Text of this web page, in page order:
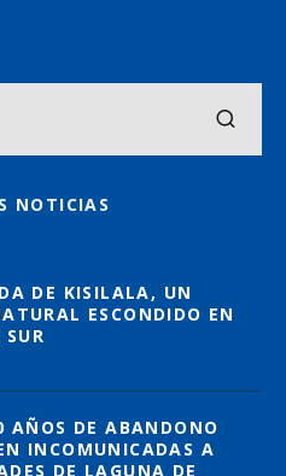
NOTICIAS
DE KISILALA, UN
ESCONDIDO EN
SUR
AÑOS DE ABANDONO
INCOMUNICADAS A
DE LAGUNA DE